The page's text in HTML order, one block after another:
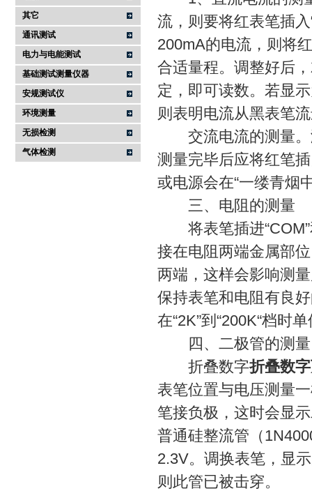
其它
通讯测试
电力与电能测试
基础测试测量仪器
安规测试仪
环境测量
无损检测
气体检测
流，则要将红表笔插
200mA的电流，则将
合适量程。调整好后
定，即可读数。若显
则表明电流从黑表笔
交流电流的测量。
测量完毕后应将红笔
或电源会在“一缕青烟
三、电阻的测量
将表笔插进“COM”
接在电阻两端金属部
两端，这样会影响测
保持表笔和电阻有良
在“2K”到“200K“档时
四、二极管的测量
折叠数字折叠数
表笔位置与电压测量
笔接负极，这时会显
普通硅整流管（
2.3V。调换表笔，显
则此管已被击穿。